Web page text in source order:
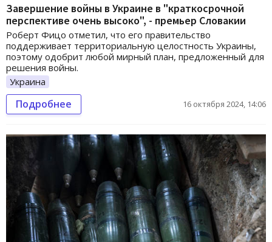
Завершение войны в Украине в "краткосрочной
перспективе очень высоко", - премьер Словакии
Роберт Фицо отметил, что его правительство
поддерживает территориальную целостность Украины,
поэтому одобрит любой мирный план, предложенный для
решения войны.
Украина
Подробнее 16 октября 2024, 14:06